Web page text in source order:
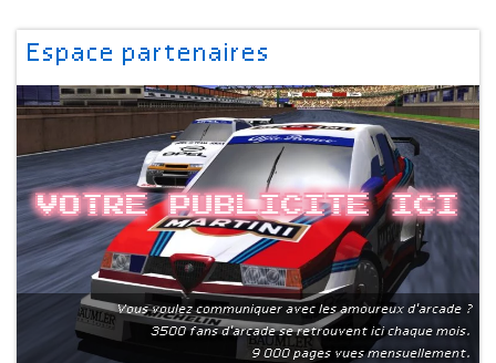
Espace partenaires
Votre publicite ici
Vous voulez communiquer avec les amoureux d'arcade ?
3500 fans d'arcade se retrouvent ici chaque mois.
9 000 pages vues mensuellement.